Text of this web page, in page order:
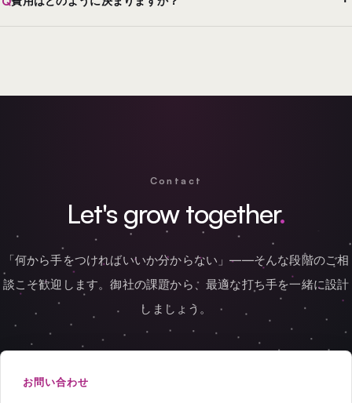
Contact
Let's grow together.
「何から手をつければいいか分からない」——そんな段階のご相
談こそ歓迎します。御社の課題から、最適な打ち手を一緒に設計
しましょう。
お問い合わせ